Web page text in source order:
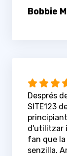
Bobbie
Després
SITE123
d'utilitzar
fan que
senzilla.